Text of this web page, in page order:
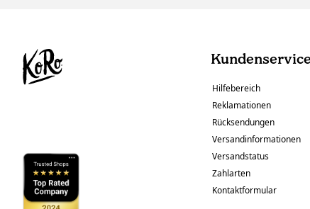
Kundenservice
Hilfebereich
Reklamationen
Rücksendungen
Versandinformationen
Versandstatus
Zahlarten
Kontaktformular